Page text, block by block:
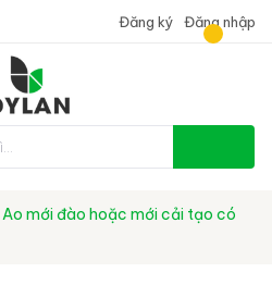
Đăng ký Đăng nhập
Ao mới đào hoặc mới cải tạo có